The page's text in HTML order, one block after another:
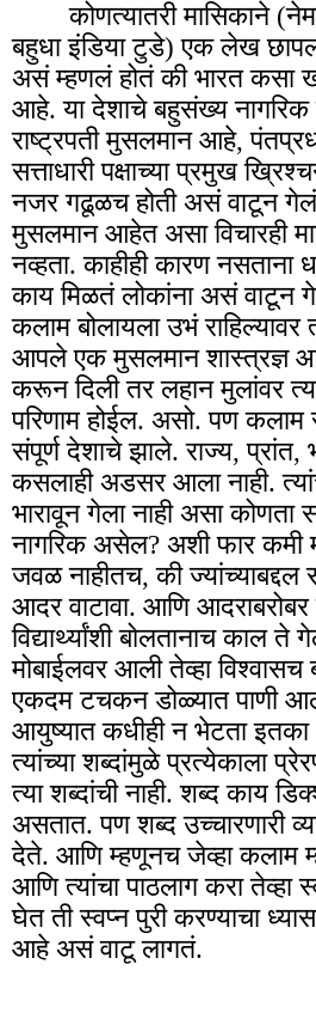
कोणत्यातरी मासिकाने
बहुधा इंडिया टुडे) एक लेख छापला
असं म्हणलं होतं की भारत कसा
आहे. या देशाचे बहुसंख्य नागरिक
राष्ट्रपती मुसलमान आहे,
सत्ताधारी पक्षाच्या प्रमुख
नजर गढूळच होती असं वाटून
मुसलमान आहेत असा विचारही
नव्हता. काहीही कारण नसताना
काय मिळतं लोकांना असं वाटून
कलाम बोलायला उभं
आपले एक मुसलमान शास्त्रज्ञ
करून दिली तर लहान मुलांवर
परिणाम होईल. असो. पण कलाम
संपूर्ण देशाचे झाले. राज्य, प्रांत,
कसलाही अडसर आला नाही.
भारावून गेला नाही असा कोणता
नागरिक असेल? अशी फार
जवळ नाहीतच, की ज्यांच्याबद्दल
आदर वाटावा. आणि आदराबरोबर
विद्यार्थ्यांशी बोलतानाच काल ते
मोबाईलवर आली तेव्हा विश्वासच
एकदम टचकन डोळ्यात पाणी
आयुष्यात कधीही न भेटता
त्यांच्या शब्दांमुळे प्रत्येकाला
त्या शब्दांची नाही. शब्द काय
असतात. पण शब्द उच्चारणारी
देते. आणि म्हणूनच जेव्हा कलाम
आणि त्यांचा पाठलाग करा
घेत ती स्वप्न पुरी करण्याचा
आहे असं वाटू लागतं.